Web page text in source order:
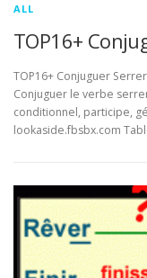
ALL
TOP16+
TOP16+ Conjuguer
Conjuguer le verbe
conditionnel, participe,
lookaside.fbsbx.com